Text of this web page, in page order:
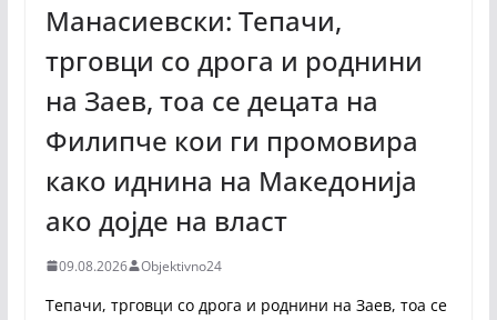
Манасиевски: Тепачи,
трговци со дрога и роднини
на Заев, тоа се децата на
Филипче кои ги промoвира
како иднина на Македонија
ако дојде на власт
09.08.2026 Objektivno24
Тепачи, трговци со дрога и роднини на Заев, тоа се